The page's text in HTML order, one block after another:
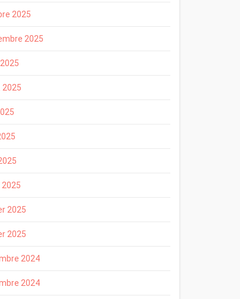
2025
2025
2025
2025
2024
2024